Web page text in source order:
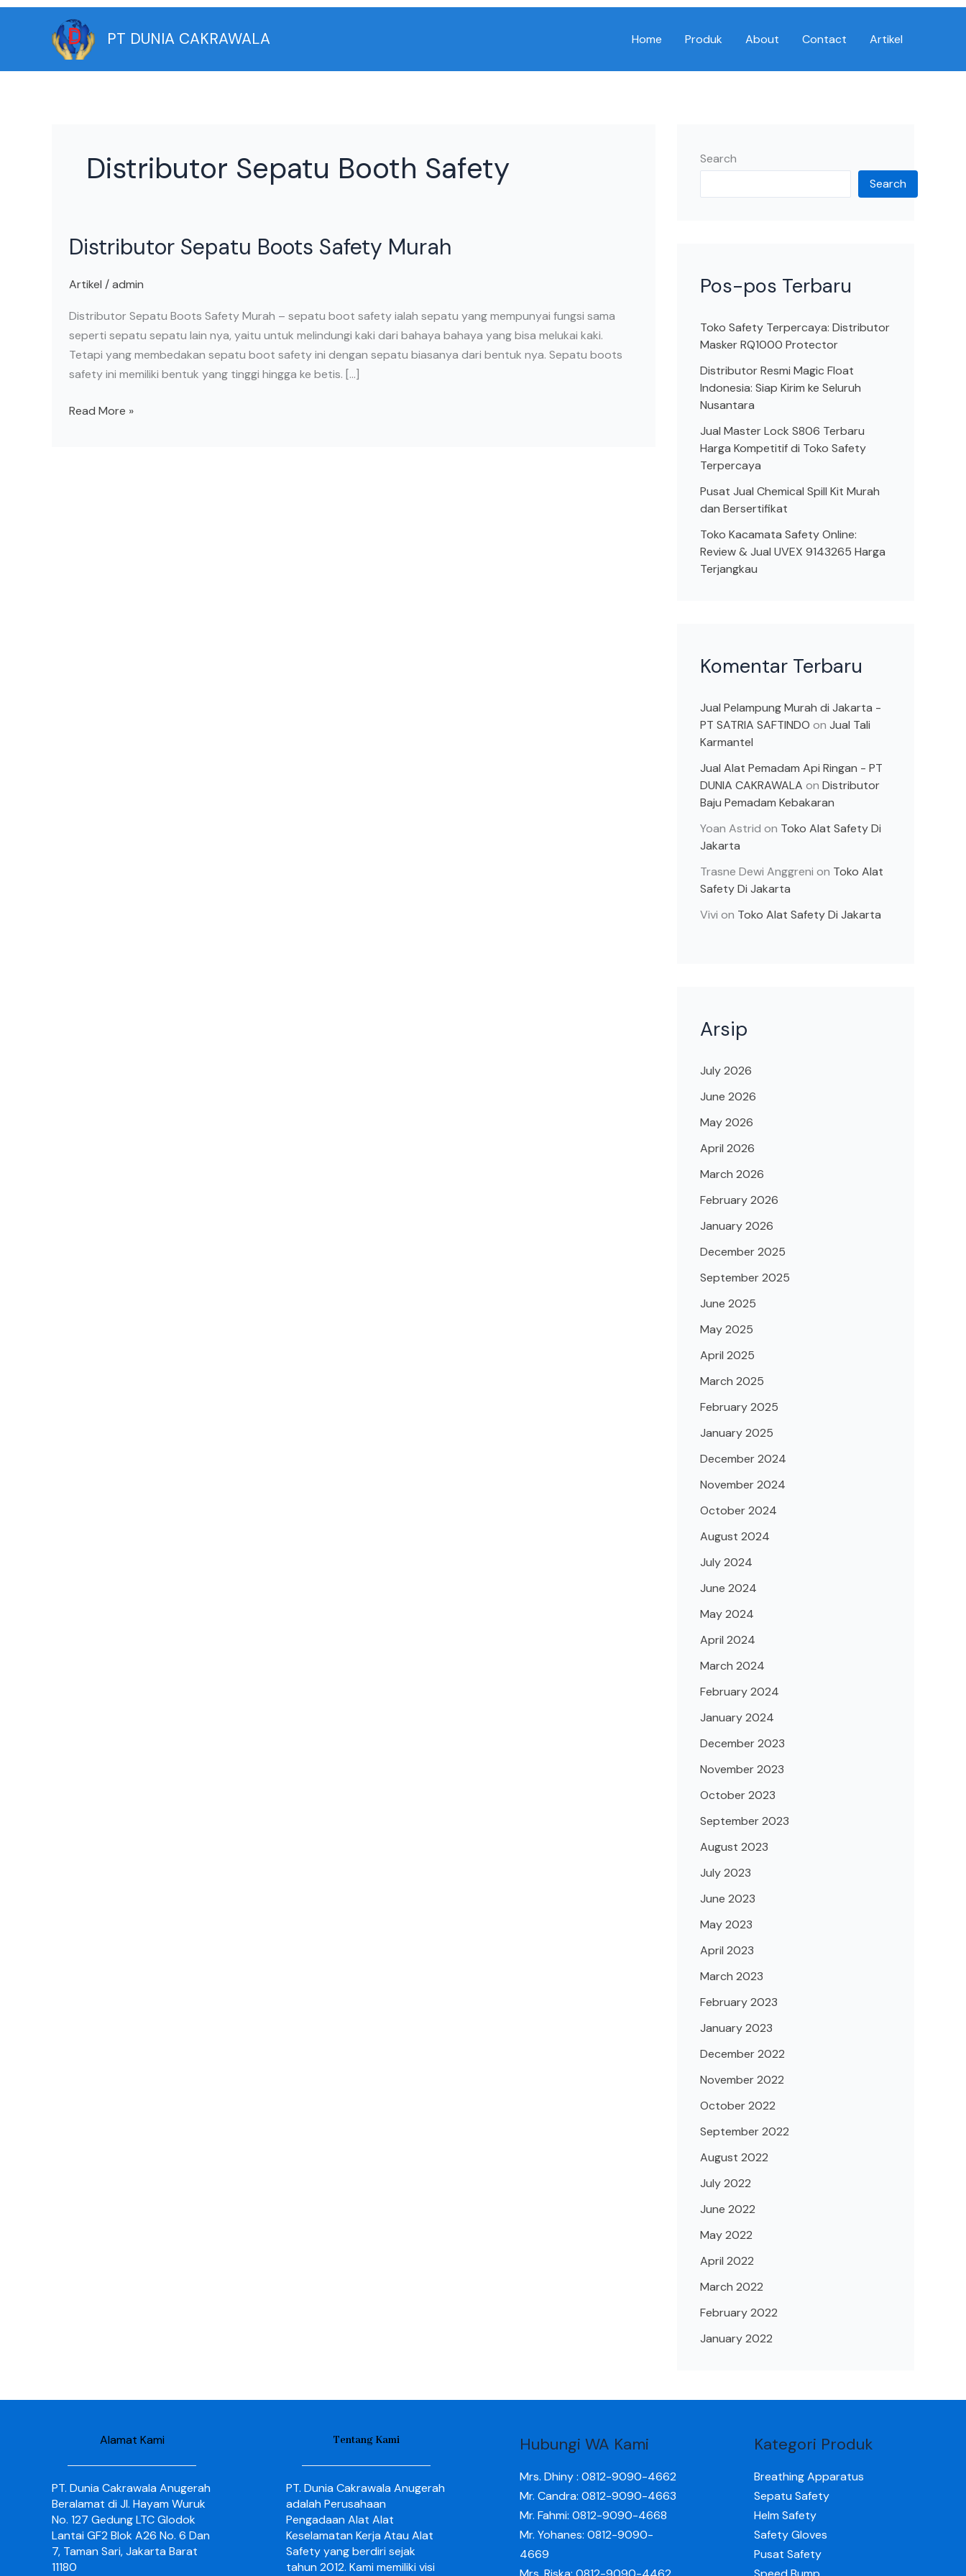
Skip
PT DUNIA CAKRAWALA Home Produk About Contact Artikel
Distributor Sepatu Booth Safety
Distributor Sepatu Boots Safety Murah
Artikel /admin
Distributor Sepatu Boots Safety Murah – sepatu boot safety ialah sepatu yang mempunyai fungsi sama
seperti sepatu sepatu lain nya, yaitu untuk melindungi kaki dari bahaya bahaya yang bisa melukai kaki.
Tetapi yang membedakan sepatu boot safety ini dengan sepatu biasanya dari bentuk nya. Sepatu boots
safety ini memiliki bentuk yang tinggi hingga ke betis. […]
Sepatu
Safety
Read More »
Search
Search
Pos-pos Terbaru
Toko Safety Terpercaya: Distributor
Masker RQ1000 Protector
Distributor Resmi Magic Float
Indonesia: Siap Kirim ke Seluruh
Nusantara
Jual Master Lock S806 Terbaru
Harga Kompetitif di Toko Safety
Terpercaya
Pusat Jual Chemical Spill Kit Murah
dan Bersertifikat
Toko Kacamata Safety Online:
Review & Jual UVEX 9143265 Harga
Terjangkau
Komentar Terbaru
Jual Pelampung Murah di Jakarta -
PT SATRIA SAFTINDO on Jual Tali
Karmantel
Jual Alat Pemadam Api Ringan - PT
DUNIA CAKRAWALA on Distributor
Baju Pemadam Kebakaran
Yoan Astrid on Toko Alat Safety Di
Jakarta
Trasne Dewi Anggreni on Toko Alat
Safety Di Jakarta
Vivi on Toko Alat Safety Di Jakarta
Arsip
July 2026
June 2026
May 2026
April 2026
March 2026
February 2026
January 2026
December 2025
September 2025
June 2025
May 2025
April 2025
March 2025
February 2025
January 2025
December 2024
November 2024
October 2024
August 2024
July 2024
June 2024
May 2024
April 2024
March 2024
February 2024
January 2024
December 2023
November 2023
October 2023
September 2023
August 2023
July 2023
June 2023
May 2023
April 2023
March 2023
February 2023
January 2023
December 2022
November 2022
October 2022
September 2022
August 2022
July 2022
June 2022
May 2022
April 2022
March 2022
February 2022
January 2022
Alamat Kami
PT. Dunia Cakrawala Anugerah
Beralamat di Jl. Hayam Wuruk
No. 127 Gedung LTC Glodok
Lantai GF2 Blok A26 No. 6 Dan
7, Taman Sari, Jakarta Barat
11180
Tentang Kami
PT. Dunia Cakrawala Anugerah
adalah Perusahaan
Pengadaan Alat Alat
Keselamatan Kerja Atau Alat
Safety yang berdiri sejak
tahun 2012. Kami memiliki visi
Hubungi WA Kami
Mrs. Dhiny : 0812-9090-4662
Mr. Candra: 0812-9090-4663
Mr. Fahmi: 0812-9090-4668
Mr. Yohanes: 0812-9090-
4669
Kategori Produk
Breathing Apparatus
Sepatu Safety
Helm Safety
Safety Gloves
Pusat Safety